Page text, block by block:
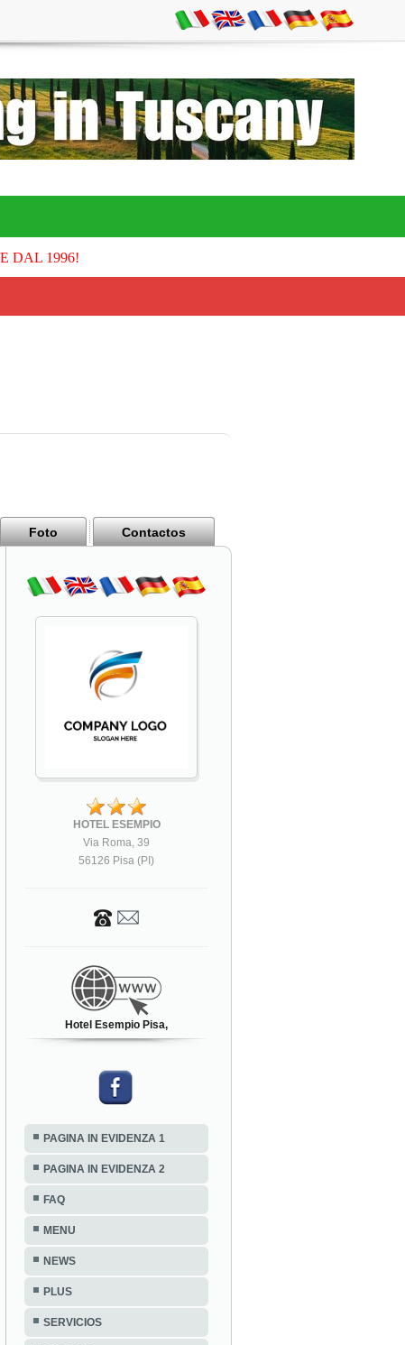
DAL 1996!
Foto Contactos
HOTEL ESEMPIO
Via Roma, 39
56126 Pisa (PI)
Hotel Esempio Pisa,
PAGINA IN EVIDENZA 1
PAGINA IN EVIDENZA 2
FAQ
MENU
NEWS
PLUS
SERVICIOS